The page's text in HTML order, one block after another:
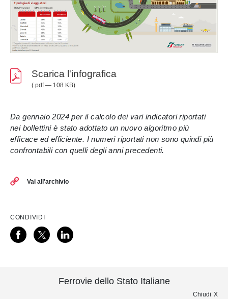
Scarica l'infografica
(.pdf — 108 KB)
Da gennaio 2024 per il calcolo dei vari indicatori riportati
nei bollettini è stato adottato un nuovo algoritmo più
efficace ed efficiente. I numeri riportati non sono quindi più
confrontabili con quelli degli anni precedenti.
Vai all'archivio
CONDIVIDI
Ferrovie dello Stato Italiane
Chiudi